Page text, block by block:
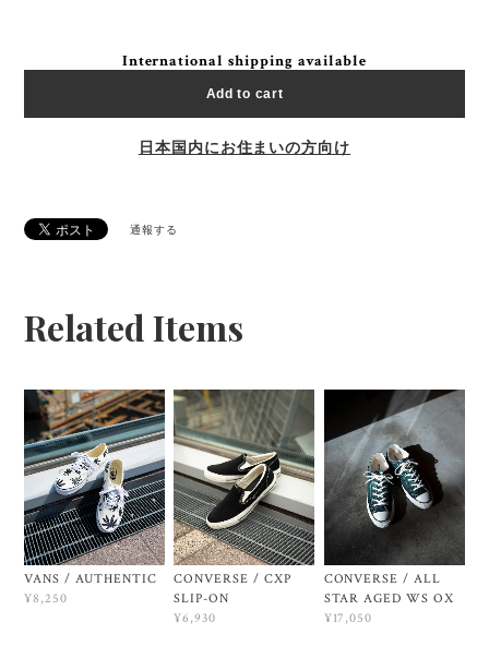
International shipping available
Add to cart
日本国内にお住まいの方向け
通報する
Related Items
VANS / AUTHENTIC
¥8,250
CONVERSE / CXP
SLIP-ON
¥6,930
CONVERSE / ALL
STAR AGED WS OX
¥17,050